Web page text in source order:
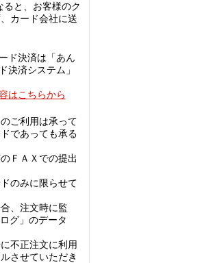
と、お客様のク
カード会社に送
ド決済は「あん
決済システム」
はこちらから
ご利用は承って
であっても承る
ＦＡＸでの提出
のみに限らせて
、注文時に監
グ」のデータ
不正注文に利用
させていただき